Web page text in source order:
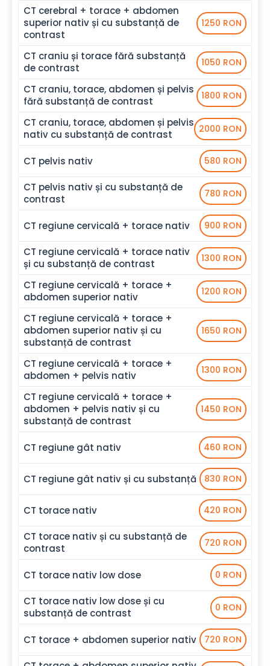
CT cerebral + torace + abdomen
superior nativ și cu substanță de
contrast
1250 RON
CT craniu și torace fără substanță
de contrast
1050 RON
CT craniu, torace, abdomen și pelvis
fără substanță de contrast
1800 RON
CT craniu, torace, abdomen și pelvis
nativ cu substanță de contrast
2000 RON
CT pelvis nativ 580 RON
CT pelvis nativ și cu substanță de
contrast
780 RON
CT regiune cervicală + torace nativ 900 RON
CT regiune cervicală + torace nativ
și cu substanță de contrast
1300 RON
CT regiune cervicală + torace +
abdomen superior nativ
1200 RON
CT regiune cervicală + torace +
abdomen superior nativ și cu
substanță de contrast
1650 RON
CT regiune cervicală + torace +
abdomen + pelvis nativ
1300 RON
CT regiune cervicală + torace +
abdomen + pelvis nativ și cu
substanță de contrast
1450 RON
CT regiune gât nativ 460 RON
CT regiune gât nativ și cu substanță 830 RON
CT torace nativ 420 RON
CT torace nativ și cu substanță de
contrast
720 RON
CT torace nativ low dose 0 RON
CT torace nativ low dose și cu
substanță de contrast
0 RON
CT torace + abdomen superior nativ 720 RON